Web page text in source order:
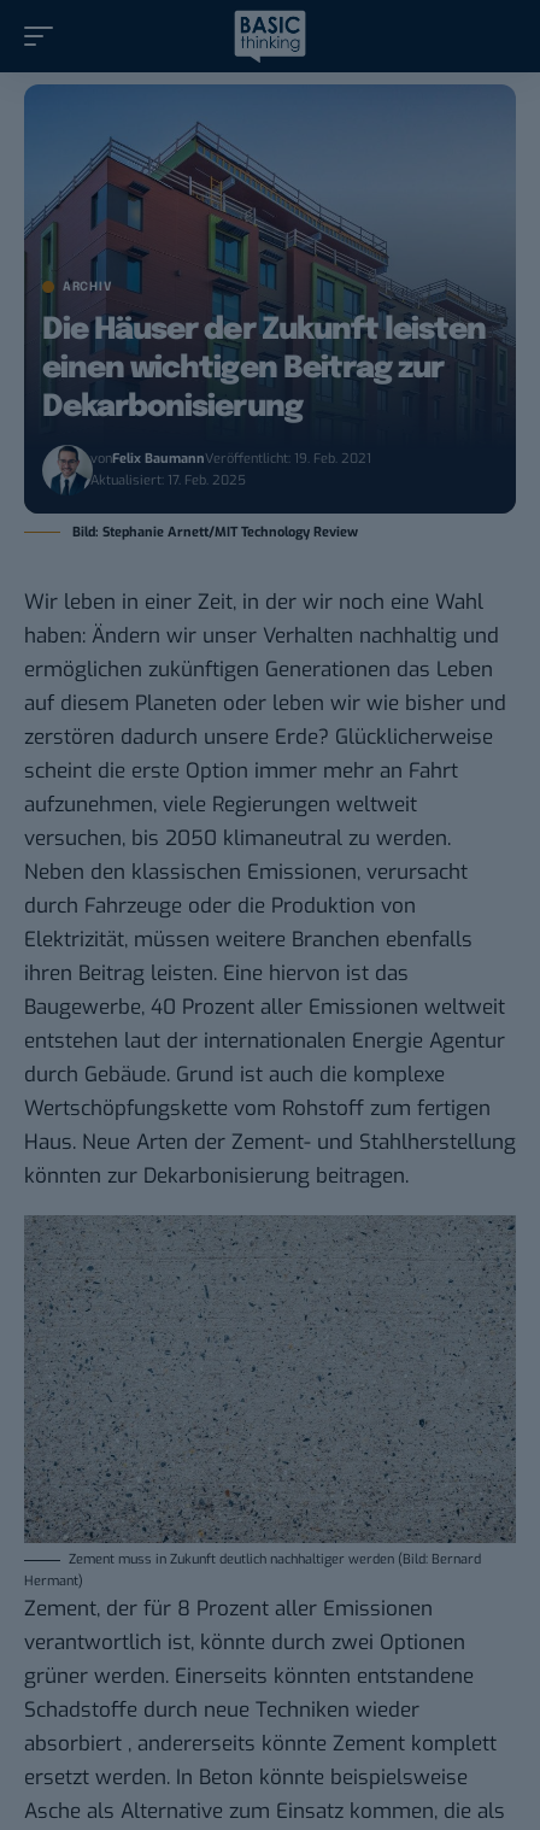
ARCHIV
Die Häuser der Zukunft leisten
einen wichtigen Beitrag zur
Dekarbonisierung
vonFelix BaumannVeröffentlicht: 19. Feb. 2021
Aktualisiert: 17. Feb. 2025
Bild: Stephanie Arnett/MIT Technology Review
Wir leben in einer Zeit, in der wir noch eine Wahl
haben: Ändern wir unser Verhalten nachhaltig und
ermöglichen zukünftigen Generationen das Leben
auf diesem Planeten oder leben wir wie bisher und
zerstören dadurch unsere Erde? Glücklicherweise
scheint die erste Option immer mehr an Fahrt
aufzunehmen, viele Regierungen weltweit
versuchen, bis 2050 klimaneutral zu werden.
Neben den klassischen Emissionen, verursacht
durch Fahrzeuge oder die Produktion von
Elektrizität, müssen weitere Branchen ebenfalls
ihren Beitrag leisten. Eine hiervon ist das
Baugewerbe, 40 Prozent aller Emissionen weltweit
entstehen laut der internationalen Energie Agentur
durch Gebäude. Grund ist auch die komplexe
Wertschöpfungskette vom Rohstoff zum fertigen
Haus. Neue Arten der Zement- und Stahlherstellung
könnten zur Dekarbonisierung beitragen.
Zement muss in Zukunft deutlich nachhaltiger werden (Bild: Bernard
Hermant)
Zement, der für 8 Prozent aller Emissionen
verantwortlich ist, könnte durch zwei Optionen
grüner werden. Einerseits könnten entstandene
Schadstoffe durch neue Techniken wieder
absorbiert , andererseits könnte Zement komplett
ersetzt werden. In Beton könnte beispielsweise
Asche als Alternative zum Einsatz kommen, die als